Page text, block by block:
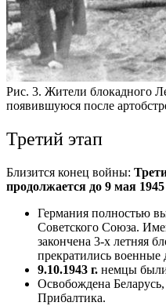
Рис. 3. Жители блокадного
появившуюся после
Третий этап
Близится конец войны:
продолжается до 9 мая 1945
Германия полностью
Советского Союза.
закончена 3-х летняя
прекратились военные
9.10.1943 г. немцы были
Освобождена
Прибалтика.